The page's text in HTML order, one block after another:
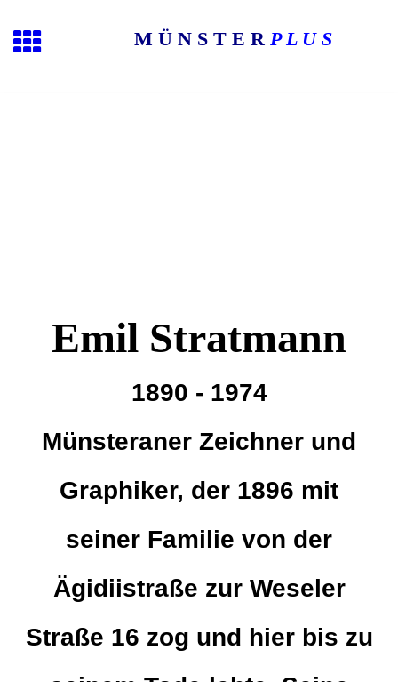
M Ü N S T E R P L U S
Emil Stratmann
1890 - 1974
Münsteraner Zeichner und
Graphiker, der 1896 mit
seiner Familie von der
Ägidiistraße zur Weseler
Straße 16 zog und hier bis zu